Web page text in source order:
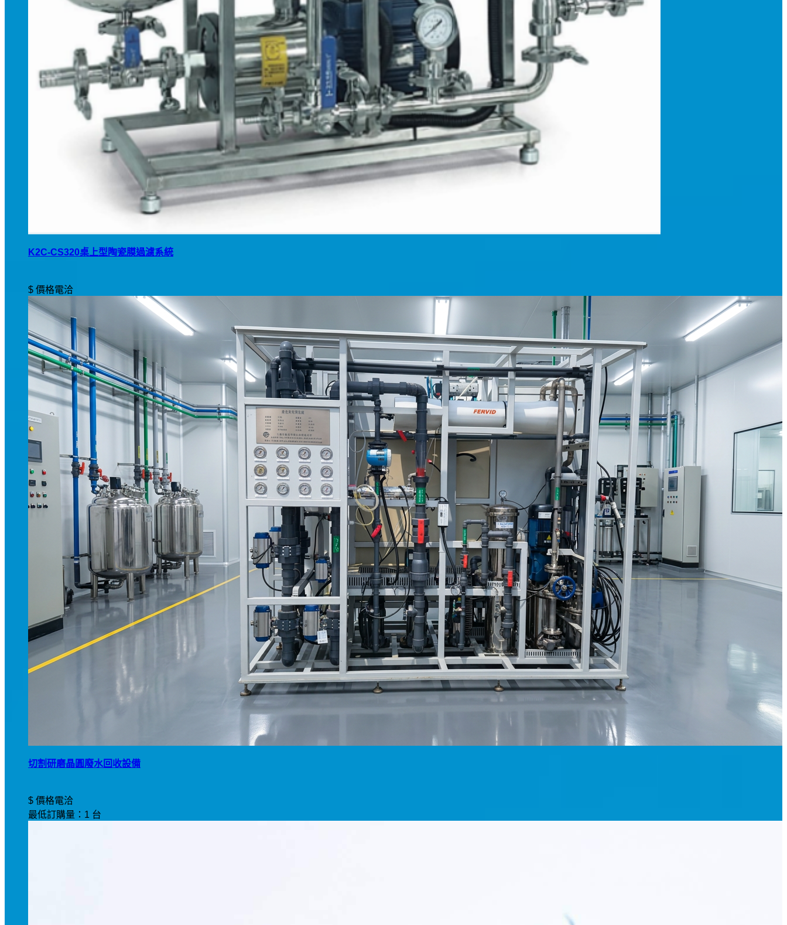
K2C-CS320桌上型陶瓷膜過濾系統
$ 價格電洽
切割研磨晶圓廢水回收設備
$ 價格電洽
最低訂購量：1 台